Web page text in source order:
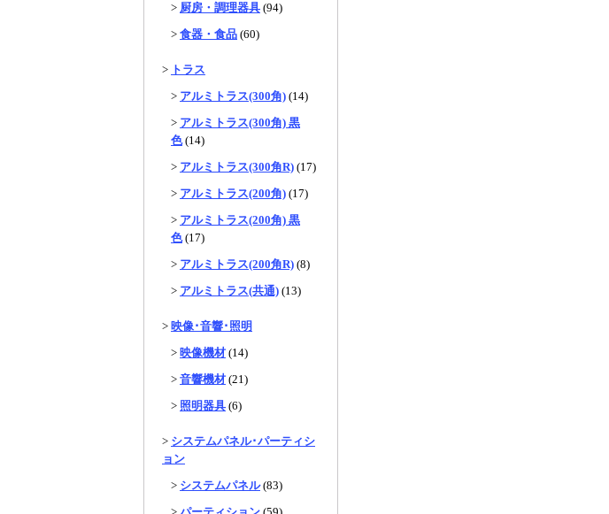
> 厨房・調理器具 (94)
> 食器・食品 (60)
> トラス
> アルミトラス(300角) (14)
> アルミトラス(300角) 黒
色(14)
> アルミトラス(300角R) (17)
> アルミトラス(200角) (17)
> アルミトラス(200角) 黒
色(17)
> アルミトラス(200角R) (8)
> アルミトラス(共通) (13)
> 映像･音響･照明
> 映像機材 (14)
> 音響機材 (21)
> 照明器具 (6)
> システムパネル･パーティシ
ョン
> システムパネル(83)